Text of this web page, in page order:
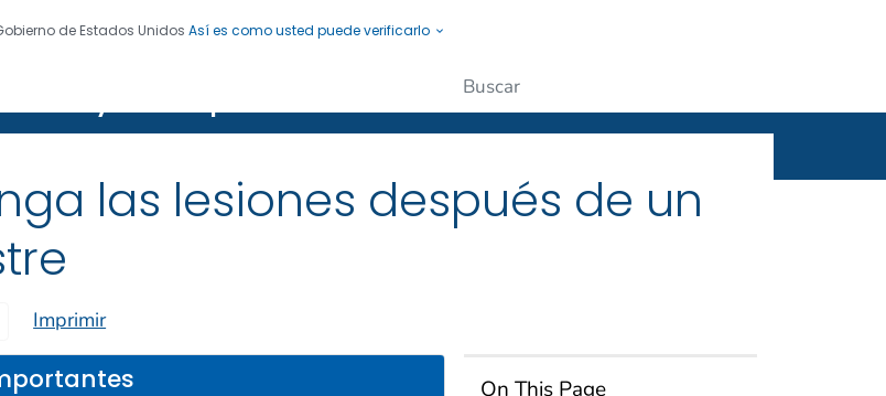
de Estados Unidos Así es como usted puede verificarlo
CDC 24/7: Salvamos vidas. Protegemos a la gente.
las lesiones después de un
Imprimir
On This Page